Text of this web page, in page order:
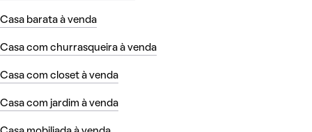
Casa barata à venda
Casa com churrasqueira à venda
Casa com closet à venda
Casa com jardim à venda